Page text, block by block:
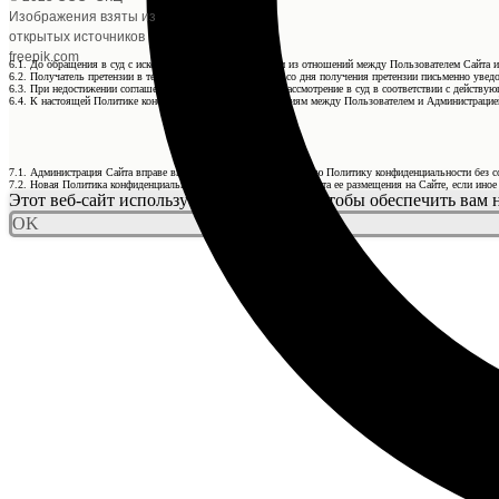
Изображения взяты из
открытых источников
freepik.com
6.1. До обращения в суд с иском по спорам, возникающим из отношений между Пользователем Сайта и
6.2. Получатель претензии в течение 30 календарных дней со дня получения претензии письменно
6.3. При недостижении соглашения спор будет передан на рассмотрение в суд в соответствии с
6.4. К настоящей Политике конфиденциальности и отношениям между Пользователем и
7.1. Администрация Сайта вправе вносить изменения в настоящую Политику конфиденциальности без
7.2. Новая Политика конфиденциальности вступает в силу с момента ее размещения на Сайте, если
Этот веб-сайт использует файлы cookie, чтобы обеспечить вам
OK